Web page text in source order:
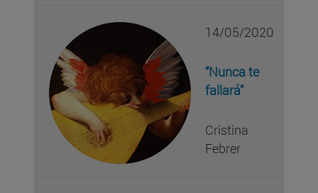
14/05/2020
“Nunca te
fallará”
Cristina
Febrer